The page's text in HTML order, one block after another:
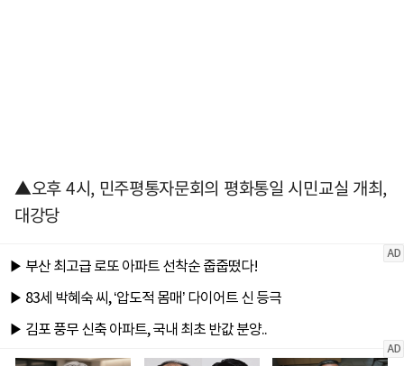
▲오후 4시, 민주평통자문회의 평화통일 시민교실 개최,
대강당